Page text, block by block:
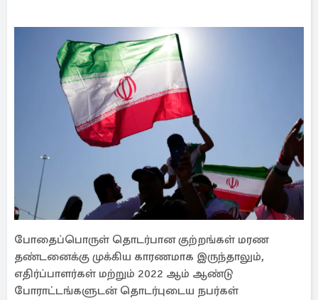
போதைப்பொருள் தொடர்பான குற்றங்கள் மரண
தண்டனைக்கு முக்கிய காரணமாக இருந்தாலும்,
எதிர்ப்பாளர்கள் மற்றும் 2022 ஆம் ஆண்டு
போராட்டங்களுடன் தொடர்புடைய நபர்கள்